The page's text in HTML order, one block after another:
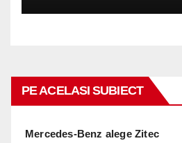
PE ACELASI SUBIECT
Mercedes-Benz alege Zitec